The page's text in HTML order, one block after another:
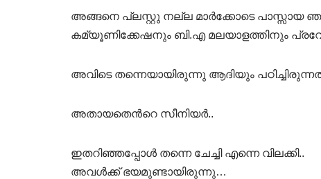
അങ്ങനെ പ്ലസ്റ്റു നല്ല മാര്‍ക്കോടെ
കമ്യൂണിക്കേഷനും ബി.എ മലയാളത്തിനും
അവിടെ തന്നെയായിരുന്നു ആദിയും
അതായതെന്‍റെ സീനിയര്‍..
ഇതറിഞ്ഞപ്പോള്‍ തന്നെ ചേച്ചി എന്നെ വിലക്കി..
അവള്‍ക്ക് ഭയമുണ്ടായിരുന്നു…